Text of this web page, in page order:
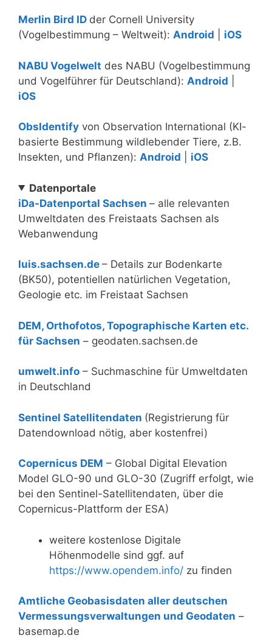
Merlin Bird ID der Cornell University
(Vogelbestimmung – Weltweit): Android iOS
NABU Vogelwelt des NABU (Vogelbestimmung
und Vogelführer für Deutschland): Android
iOS
ObsIdentify von Observation International (KI-
basierte Bestimmung wildlebender Tiere, z.B.
Insekten, und Pflanzen): Android iOS
Datenportale
iDa-Datenportal Sachsen – alle relevanten
Umweltdaten des Freistaats Sachsen als
Webanwendung
luis.sachsen.de – Details zur Bodenkarte
(BK50), potentiellen natürlichen Vegetation,
Geologie etc. im Freistaat Sachsen
DEM, Orthofotos, Topographische Karten etc.
für Sachsen – geodaten.sachsen.de
umwelt.info – Suchmaschine für Umweltdaten
in Deutschland
Sentinel Satellitendaten (Registrierung für
Datendownload nötig, aber kostenfrei)
Copernicus DEM – Global Digital Elevation
Model GLO-90 und GLO-30 (Zugriff erfolgt, wie
bei den Sentinel-Satellitendaten, über die
Copernicus-Plattform der ESA)
weitere kostenlose Digitale
Höhenmodelle sind ggf. auf
https://www.opendem.info/ zu finden
Amtliche Geobasisdaten aller deutschen
Vermessungs­verwaltungen und Geodaten –
basemap.de